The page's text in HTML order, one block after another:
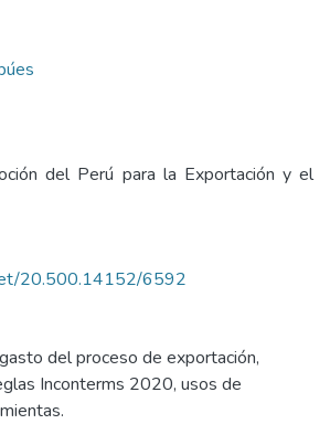
del Perú para la Exportación y el
20.500.14152/6592
del proceso de exportación,
Inconterms 2020, usos de